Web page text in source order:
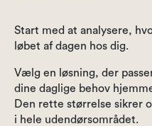
Start med at analysere,
løbet af dagen hos dig.
Vælg en løsning, der
dine daglige behov
Den rette størrelse sikrer
i hele udendørsområdet.